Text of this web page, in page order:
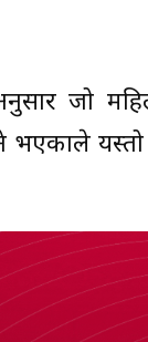
जो
भएकाले